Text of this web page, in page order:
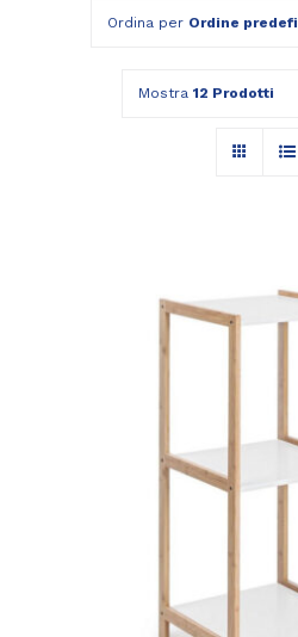
Ordina per Ordine
Mostra 12 Prodotti